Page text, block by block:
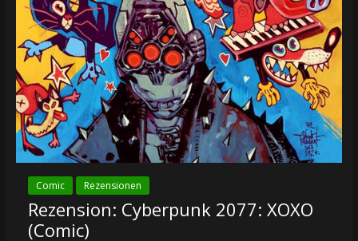
Comic Rezensionen
Rezension: Cyberpunk 2077: XOXO
(Comic)